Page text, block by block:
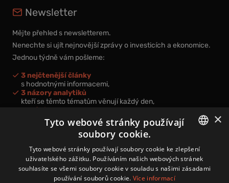
Newsletter
Mějte přehled s newsletterem.
Nenechte si ujít nejnovější zprávy o investicích a ekonomice.
Jednou týdně vám pošleme:
3 nejčtenější články
s hodnotnými informacemi,
3 názory analytiků
kteří se těmto tématům věnují každý den,
nová videa a podcasty
k prohloubení vašich znalostí.
Přihlášením k newsletteru vyjadřujete svůj souhlas spodmínkami
zpracování osobních údajů.
CZECH
×
Tyto webové stránky používají
soubory cookie.
Tyto webové stránky používají soubory cookie ke zlepšení
uživatelského zážitku. Používáním našich webových stránek
souhlasíte se všemi soubory cookie v souladu s našimi zásadami
používání souborů cookie. Více informací